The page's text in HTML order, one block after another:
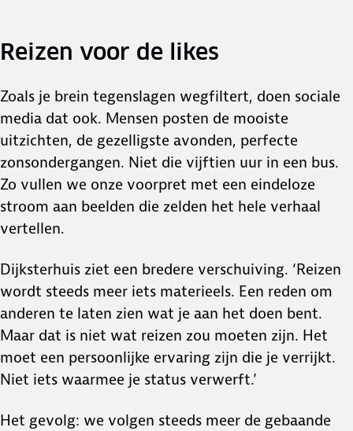
Reizen voor de likes
Zoals je brein tegenslagen wegfiltert, doen sociale
media dat ook. Mensen posten de mooiste
uitzichten, de gezelligste avonden, perfecte
zonsondergangen. Niet die vijftien uur in een bus.
Zo vullen we onze voorpret met een eindeloze
stroom aan beelden die zelden het hele verhaal
vertellen.
Dijksterhuis ziet een bredere verschuiving. ‘Reizen
wordt steeds meer iets materieels. Een reden om
anderen te laten zien wat je aan het doen bent.
Maar dat is niet wat reizen zou moeten zijn. Het
moet een persoonlijke ervaring zijn die je verrijkt.
Niet iets waarmee je status verwerft.’
Het gevolg: we volgen steeds meer de gebaande